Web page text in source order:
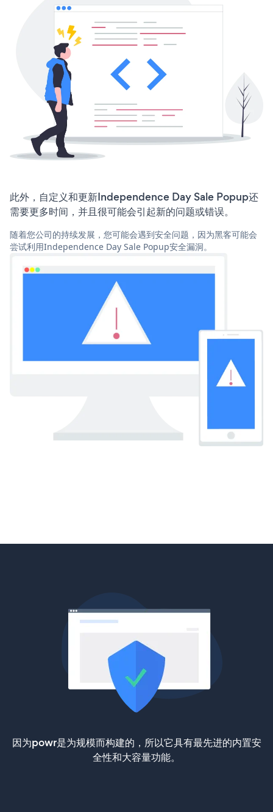
此外，自定义和更新Independence Day Sale Popup还
需要更多时间，并且很可能会引起新的问题或错误。
随着您公司的持续发展，您可能会遇到安全问题，因为黑客可能会
尝试利用Independence Day Sale Popup安全漏洞。
因为powr是为规模而构建的，所以它具有最先进的内置安
全性和大容量功能。